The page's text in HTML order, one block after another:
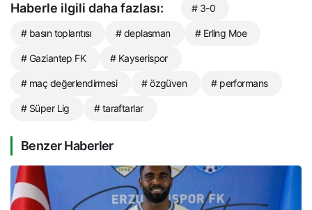
Haberle ilgili daha fazlası: # 3-0
# basın toplantısı # deplasman # Erling Moe
# Gaziantep FK # Kayserispor
# maç değerlendirmesi # özgüven # performans
# Süper Lig # taraftarlar
Benzer Haberler